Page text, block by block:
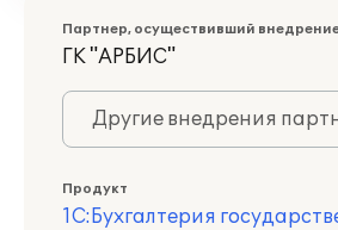
Партнер, осуществивший
ГК "АРБИС"
Другие внедрения
Продукт
1С:Бухгалтерия